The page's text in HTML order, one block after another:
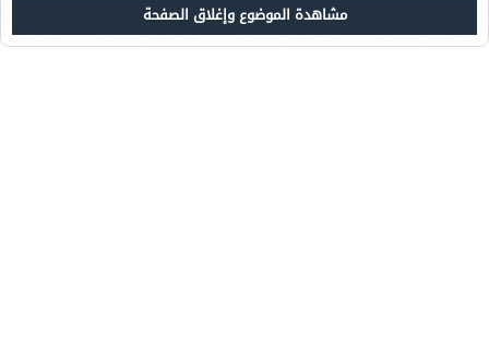
مشاهدة الموضوع وإغلاق الصفحة